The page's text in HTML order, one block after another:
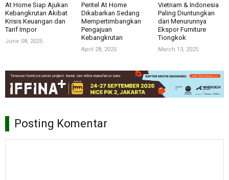
At Home Siap Ajukan
Kebangkrutan Akibat
Krisis Keuangan dan
Tarif Impor
June 08, 2025
Peritel At Home
Dikabarkan Sedang
Mempertimbangkan
Pengajuan
Kebangkrutan
April 28, 2025
Vietnam & Indonesia
Paling Diuntungkan
dari Menurunnya
Ekspor Furniture
Tiongkok
March 13, 2025
Posting Komentar